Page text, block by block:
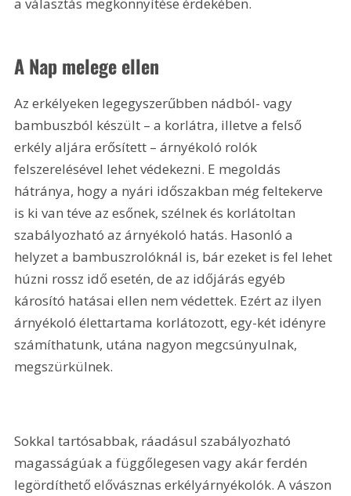
a választás megkönnyítése érdekében.
A Nap melege ellen
Az erkélyeken legegyszerűbben nádból- vagy
bambuszból készült – a korlátra, illetve a felső
erkély aljára erősített – árnyékoló rolók
felszerelésével lehet védekezni. E megoldás
hátránya, hogy a nyári időszakban még feltekerve
is ki van téve az esőnek, szélnek és korlátoltan
szabályozható az árnyékoló hatás. Hasonló a
helyzet a bambuszrolóknál is, bár ezeket is fel lehet
húzni rossz idő esetén, de az időjárás egyéb
károsító hatásai ellen nem védettek. Ezért az ilyen
árnyékoló élettartama korlátozott, egy-két idényre
számíthatunk, utána nagyon megcsúnyulnak,
megszürkülnek.
Sokkal tartósabbak, ráadásul szabályozható
magasságúak a függőlegesen vagy akár ferdén
legördíthető elővásznas erkélyárnyékolók. A vászon